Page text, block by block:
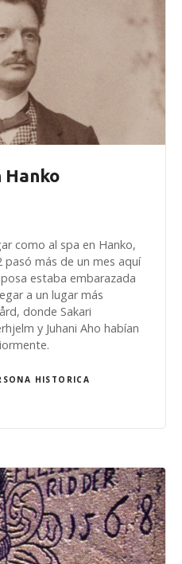
Hanko
como al spa en Hanko,
pasó más de un mes aquí
estaba embarazada
a un lugar más
donde Sakari
y Juhani Aho habían
HISTORICA